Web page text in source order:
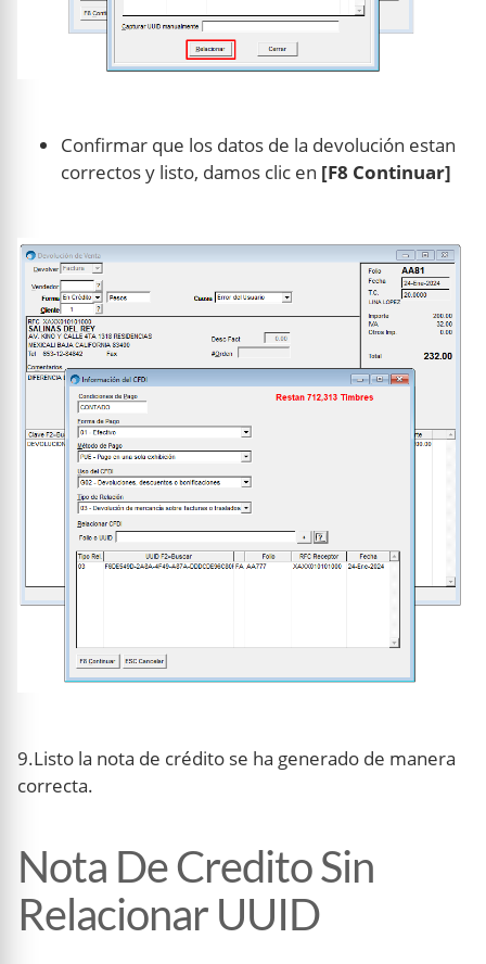
Confirmar que los datos de la devolución estan
correctos y listo, damos clic en [F8 Continuar]
9.Listo la nota de crédito se ha generado de manera
correcta.
Nota De Credito Sin
Relacionar UUID